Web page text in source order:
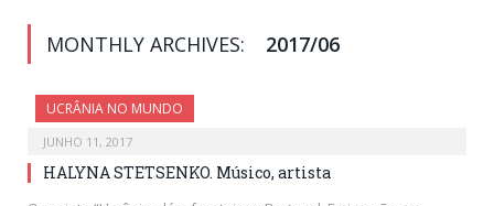
MONTHLY ARCHIVES: 2017/06
UCRÂNIA NO MUNDO
JUNHO 11, 2017
HALYNA STETSENKO. Músico, artista